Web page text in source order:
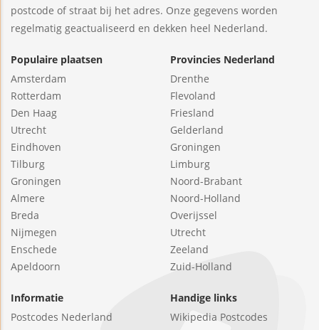
postcode of straat bij het adres. Onze gegevens worden
regelmatig geactualiseerd en dekken heel Nederland.
Populaire plaatsen
Amsterdam
Rotterdam
Den Haag
Utrecht
Eindhoven
Tilburg
Groningen
Almere
Breda
Nijmegen
Enschede
Apeldoorn
Provincies Nederland
Drenthe
Flevoland
Friesland
Gelderland
Groningen
Limburg
Noord-Brabant
Noord-Holland
Overijssel
Utrecht
Zeeland
Zuid-Holland
Informatie
Postcodes Nederland
Handige links
Wikipedia Postcodes